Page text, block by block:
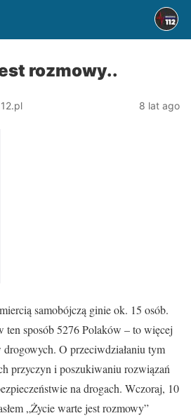
rozmowy..
8 lat ago
samobójczą ginie ok. 15 osób.
ten sposób 5276 Polaków – to więcej
O przeciwdziałaniu tym
przyczyn i poszukiwaniu rozwiązań
na drogach. Wczoraj, 10
„Życie warte jest rozmowy”